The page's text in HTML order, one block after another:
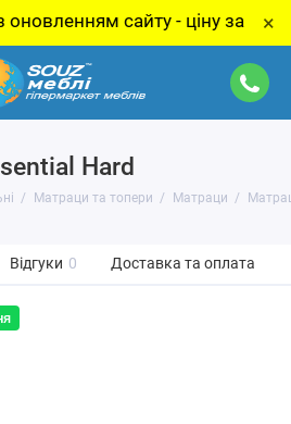
сайту - ціну за товар ×
Hard
Матраци та топери Матраци
Відгуки 0 Доставка та оплата